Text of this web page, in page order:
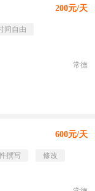
200元/天
间自由
常德
600元/天
撰写
修改